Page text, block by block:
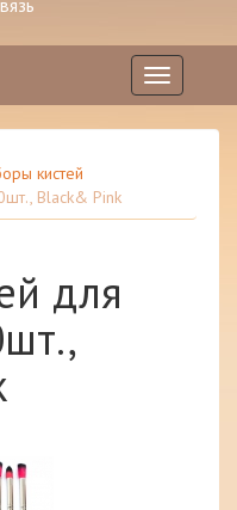
Toggle
navigation
кистей
Black& Pink
для